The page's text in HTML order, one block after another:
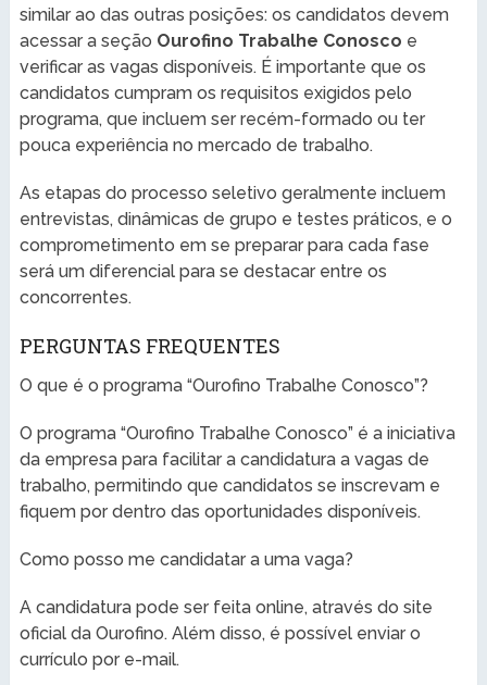
similar ao das outras posições: os candidatos devem
acessar a seção Ourofino Trabalhe Conosco e
verificar as vagas disponíveis. É importante que os
candidatos cumpram os requisitos exigidos pelo
programa, que incluem ser recém-formado ou ter
pouca experiência no mercado de trabalho.
As etapas do processo seletivo geralmente incluem
entrevistas, dinâmicas de grupo e testes práticos, e o
comprometimento em se preparar para cada fase
será um diferencial para se destacar entre os
concorrentes.
PERGUNTAS FREQUENTES
O que é o programa “Ourofino Trabalhe Conosco”?
O programa “Ourofino Trabalhe Conosco” é a iniciativa
da empresa para facilitar a candidatura a vagas de
trabalho, permitindo que candidatos se inscrevam e
fiquem por dentro das oportunidades disponíveis.
Como posso me candidatar a uma vaga?
A candidatura pode ser feita online, através do site
oficial da Ourofino. Além disso, é possível enviar o
currículo por e-mail.